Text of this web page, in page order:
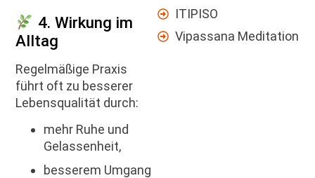
4. Wirkung im
Alltag
Regelmäßige Praxis
führt oft zu besserer
Lebensqualität durch:
mehr Ruhe und
Gelassenheit,
besserem Umgang
ITIPISO
Vipassana Meditation